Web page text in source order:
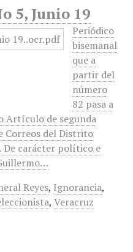
5, Junio 19
Periódico
bisemanal
que a
partir del
número
82 pasa a
Artículo de segunda
Correos del Distrito
De carácter político e
Reyes, Ignorancia,
, Veracruz